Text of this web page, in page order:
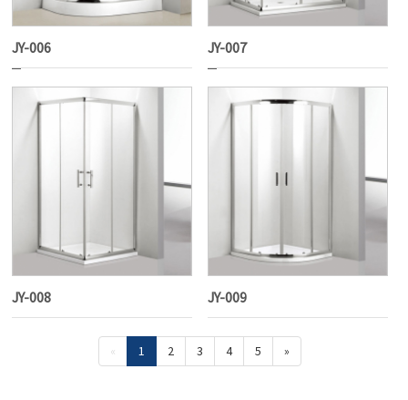
JY-006 JY-007
JY-008 JY-009
« 1 2 3 4 5 »